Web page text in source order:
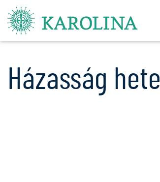
Házasság hete